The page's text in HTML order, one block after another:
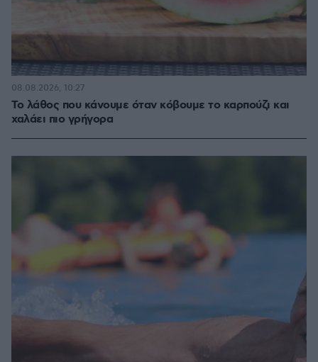
Το λάθος που κάνουμε όταν κόβουμε το καρπούζι και
χαλάει πιο γρήγορα
08.08.2026, 10:27